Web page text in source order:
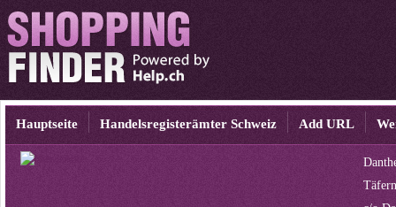
Hauptseite Handelsregisterämter Schweiz Add URL